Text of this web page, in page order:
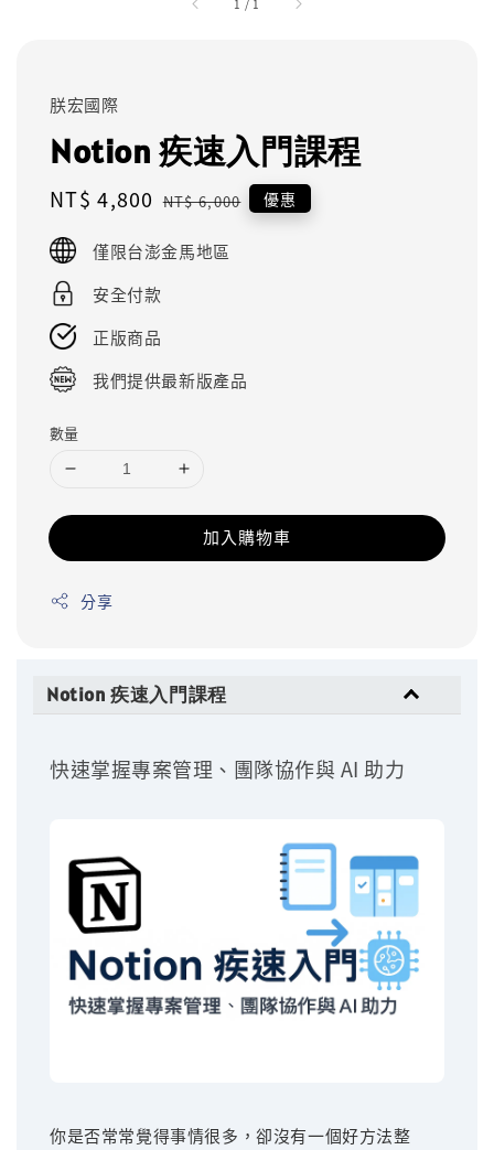
1 / 1
朕宏國際
Notion 疾速入門課程
Sale
NT$ 4,800 Regular
NT$ 6,000 優惠
僅限台澎金馬地區
安全付款
正版商品
我們提供最新版產品
數量
加入購物車
分享
Notion 疾速入門課程
快速掌握專案管理、團隊協作與 AI 助力
你是否常常覺得事情很多，卻沒有一個好方法整